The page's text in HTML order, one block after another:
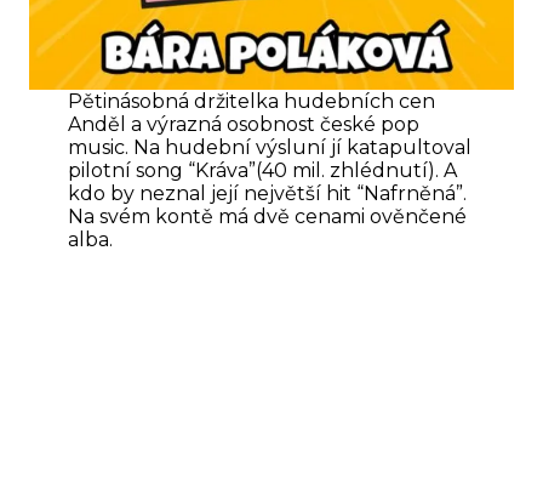
Pětinásobná držitelka hudebních cen
Anděl a výrazná osobnost české pop
music. Na hudební výsluní jí katapultoval
pilotní song “Kráva”(40 mil. zhlédnutí). A
kdo by neznal její největší hit “Nafrněná”.
Na svém kontě má dvě cenami ověnčené
alba.